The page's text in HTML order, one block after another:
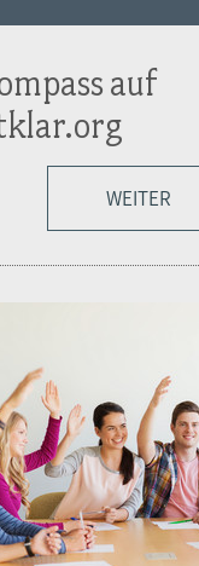
auf
WEITER